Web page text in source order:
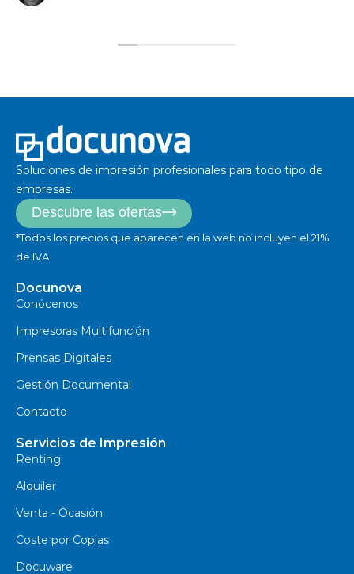
Soluciones de impresión profesionales para todo tipo de
empresas.
Descubre las ofertas
*Todos los precios que aparecen en la web no incluyen el 21%
de IVA
Docunova
Conócenos
Impresoras Multifunción
Prensas Digitales
Gestión Documental
Contacto
Servicios de Impresión
Renting
Alquiler
Venta - Ocasión
Coste por Copias
Docuware